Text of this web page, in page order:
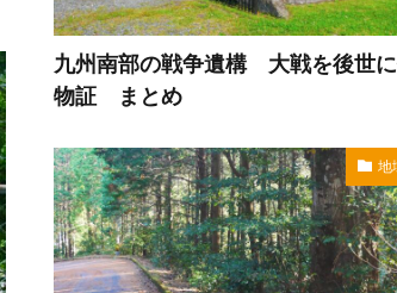
九州南部の戦争遺構 大戦を後世
物証 まとめ
地